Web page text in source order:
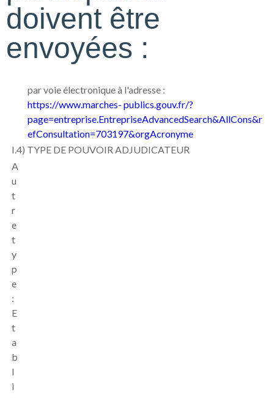
doivent être
envoyées :
par voie électronique à l'adresse :
https://www.marches- publics.gouv.fr/?
page=entreprise.EntrepriseAdvancedSearch&AllCons&r
efConsultation=703197&orgAcronyme
I.4) TYPE DE POUVOIR ADJUDICATEUR
A
u
t
r
e
t
y
p
e
:
E
t
a
b
l
i